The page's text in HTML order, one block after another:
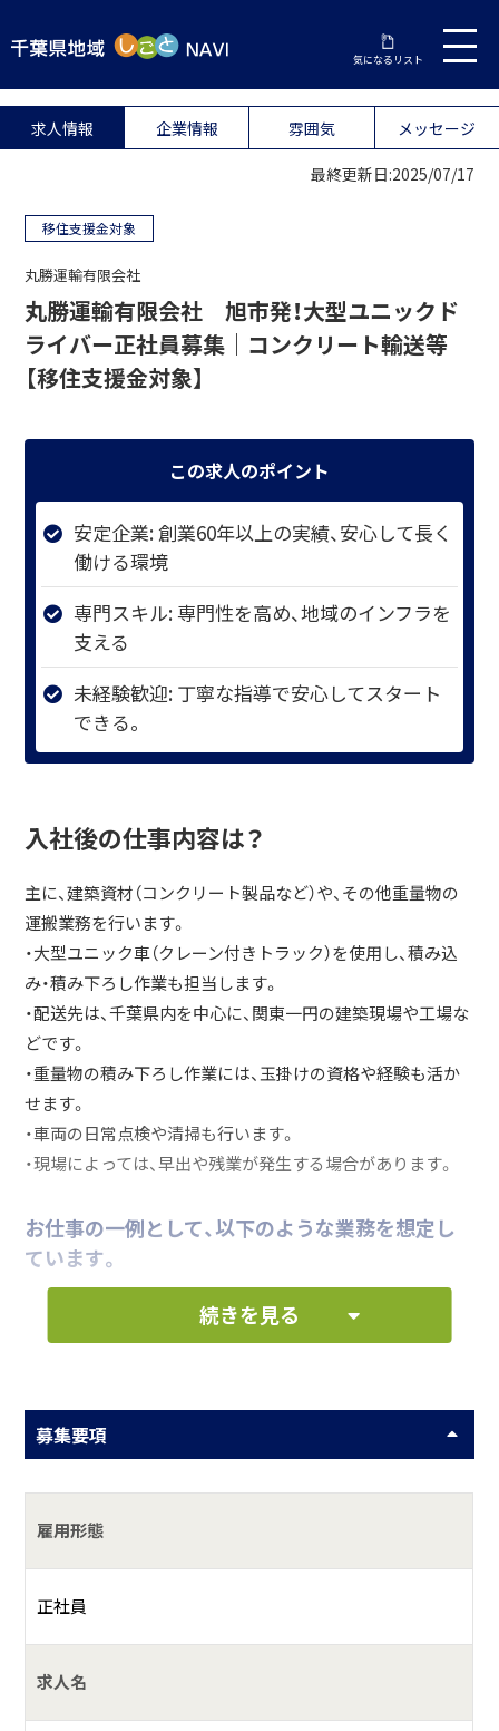
気になるリスト
求人情報 企業情報 雰囲気 メッセージ
最終更新日:2025/07/17
移住支援金対象
丸勝運輸有限会社
丸勝運輸有限会社 旭市発！大型ユニックド
ライバー正社員募集｜コンクリート輸送等
【移住支援金対象】
この求人のポイント
安定企業: 創業60年以上の実績、安心して長く
働ける環境
専門スキル: 専門性を高め、地域のインフラを
支える
未経験歓迎: 丁寧な指導で安心してスタート
できる。
入社後の仕事内容は？
主に、建築資材（コンクリート製品など）や、その他重量物の
運搬業務を行います。
・大型ユニック車（クレーン付きトラック）を使用し、積み込
み・積み下ろし作業も担当します。
・配送先は、千葉県内を中心に、関東一円の建築現場や工場な
どです。
・重量物の積み下ろし作業には、玉掛けの資格や経験も活か
せます。
・車両の日常点検や清掃も行います。
・現場によっては、早出や残業が発生する場合があります。
お仕事の一例として、以下のような業務を想定し
ています。
何をしている会社？
す。
主に一般貨物自動車運送事業を行っています。
生乳: 酪農家さんから搾られた大切な生乳を、乳製品工場な
続きを見る
募集要項
雇用形態
正社員
求人名